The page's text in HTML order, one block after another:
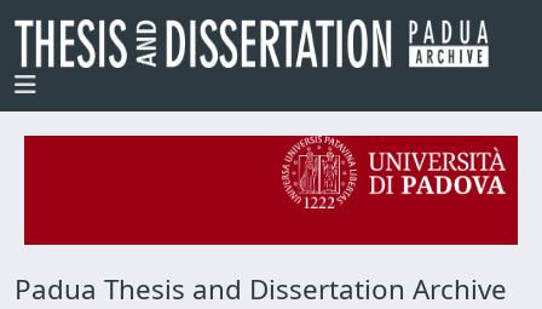
Padua Thesis and Dissertation Archive